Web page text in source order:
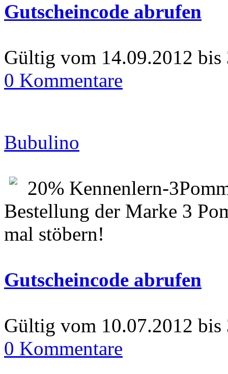
Gutscheincode abrufen
Gültig vom 14.09.2012 bis
0 Kommentare
Bubulino
20% Kennenlern-
Bestellung der Marke 3
mal stöbern!
Gutscheincode abrufen
Gültig vom 10.07.2012 bis
0 Kommentare